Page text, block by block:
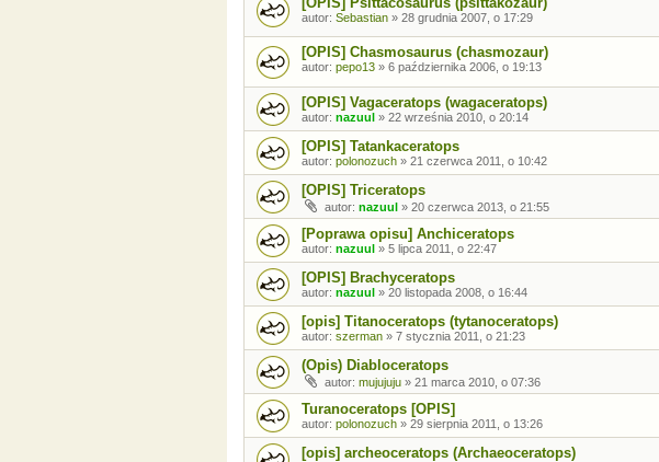
autor: Sebastian » 28 grudnia 2007, o 17:29
[OPIS] Chasmosaurus (chasmozaur)
autor: pepo13 » 6 października 2006, o 19:13
[OPIS] Vagaceratops (wagaceratops)
autor: nazuul » 22 września 2010, o 20:14
[OPIS] Tatankaceratops
autor: polonozuch » 21 czerwca 2011, o 10:42
[OPIS] Triceratops
autor: nazuul » 20 czerwca 2013, o 21:55
[Poprawa opisu] Anchiceratops
autor: nazuul » 5 lipca 2011, o 22:47
[OPIS] Brachyceratops
autor: nazuul » 20 listopada 2008, o 16:44
[opis] Titanoceratops (tytanoceratops)
autor: szerman » 7 stycznia 2011, o 21:23
(Opis) Diabloceratops
autor: mujujuju » 21 marca 2010, o 07:36
Turanoceratops [OPIS]
autor: polonozuch » 29 sierpnia 2011, o 13:26
[opis] archeoceratops (Archaeoceratops)